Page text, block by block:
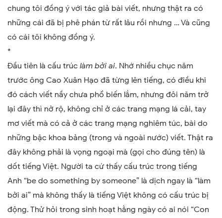
chung tôi đồng ý với tác giả bài viết, nhưng thật ra có
những cái đã bị phê phán từ rất lâu rồi nhưng … Và cũng
có cái tôi không đồng ý.
*
Đầu tiên là cấu trúc làm bởi ai. Nhớ nhiều chục năm
trước ông Cao Xuân Hạo đã từng lên tiếng, có điều khi
đó cách viết nầy chưa phổ biến lắm, nhưng đôi năm trở
lại đây thì nở rộ, không chỉ ở các trang mạng lá cải, tay
mơ viết mà có cả ở các trang mạng nghiêm túc, bài do
những bậc khoa bảng (trong và ngoài nước) viết. Thật ra
đây không phải là vọng ngoại mà (gọi cho đúng tên) là
dốt tiếng Việt. Người ta cứ thấy cấu trúc trong tiếng
Anh “be do something by someone” là dịch ngay là “làm
bởi ai” mà không thấy là tiếng Việt không có cấu trúc bị
động. Thử hỏi trong sinh hoạt hằng ngày có ai nói “Con